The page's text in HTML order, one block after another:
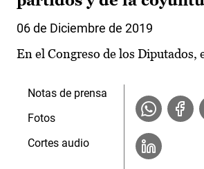
06 de Diciembre de 2019
En el Congreso de los Diputados,
Notas de prensa
Fotos
Cortes audio